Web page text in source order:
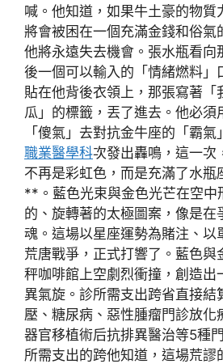
喊。他知道，如果牛土豪的物質
將會被困在一個充滿金錢和俗氣
他將永遠失去機會。張水瓶看向
後一個可以輸入的「情緒燃料」
貼在他背後衣領上，那張寫著「
瓜」的標籤，丟了進去。他必須
「傻氣」去對抗金牛座的「霸
職業醫學科次發出轟鳴，這一次
不再是彩虹色，而是充滿了水瓶
**。藍色光束與金色光芒在空中
的、旋轉著的太極圖案，像是在
魂。這場以星座運勢為賭注、以
荒唐戰爭，正式打響了。藍色與
秤咖啡館上空劇烈衝撞，創造出
異氣旋。診所需支出跨省直接結
壓、糖尿病、惡性腫瘤門診放化
器官移植術后抗排異醫治等5種
所需支出的跨他知道，這場荒謬